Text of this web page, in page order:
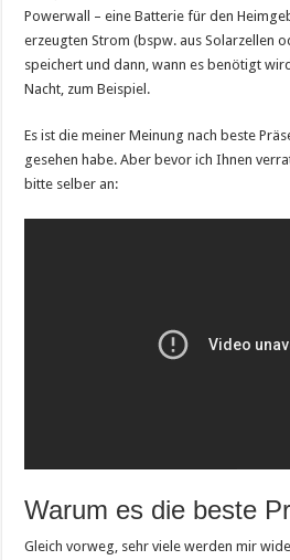
Powerwall – eine Batterie für den
erzeugten Strom (bspw. aus Solarzellen
speichert und dann, wann es benötigt
Nacht, zum Beispiel.
Es ist die meiner Meinung nach beste
gesehen habe. Aber bevor ich Ihnen
bitte selber an:
Warum es die beste
Gleich vorweg, sehr viele werden mir